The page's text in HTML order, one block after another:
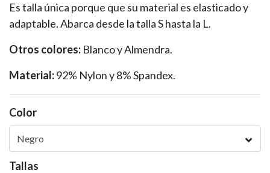
Es talla única porque que su material es elasticado y
adaptable. Abarca desde la talla S hasta la L.
Otros colores: Blanco y Almendra.
Material:92% Nylon y 8% Spandex.
Color
Tallas